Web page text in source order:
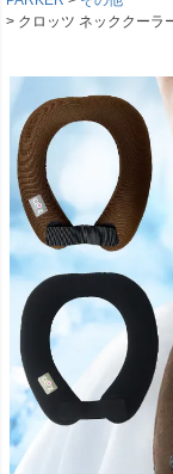
クロッツ ネッククーラ